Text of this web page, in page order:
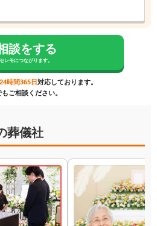
談をする
レモにつながります。
24時間365日対応しております。
ご相談ください。
葬儀社